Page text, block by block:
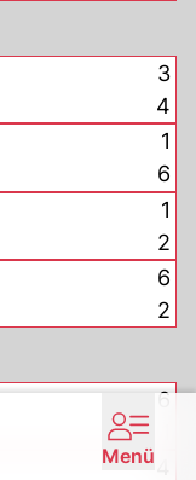
3
4
1
6
1
2
6
2
6
Menü